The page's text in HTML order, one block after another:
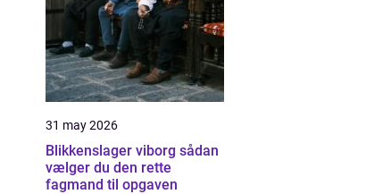
31 may 2026
Blikkenslager viborg sådan
vælger du den rette
fagmand til opgaven